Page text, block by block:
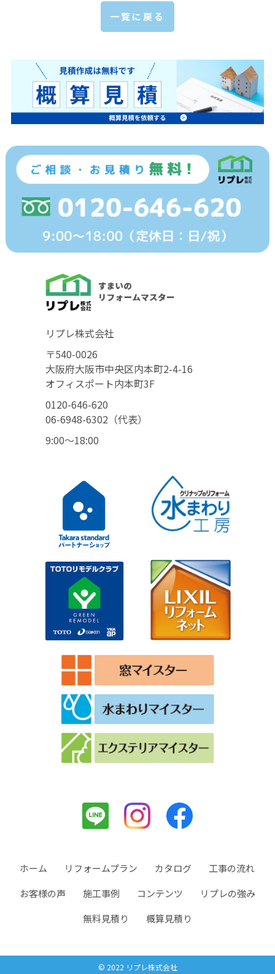
一覧に戻る
リプレ株式会社
〒540-0026
大阪府大阪市中央区内本町2-4-16
オフィスポート内本町3F
0120-646-620
06-6948-6302（代表）
9:00〜18:00
ホーム リフォームプラン カタログ
工事の流れ
お客様の声
施工事例 コンテンツ
リプレの強み
無料見積り
概算見積り
© 2022 リプレ株式会社